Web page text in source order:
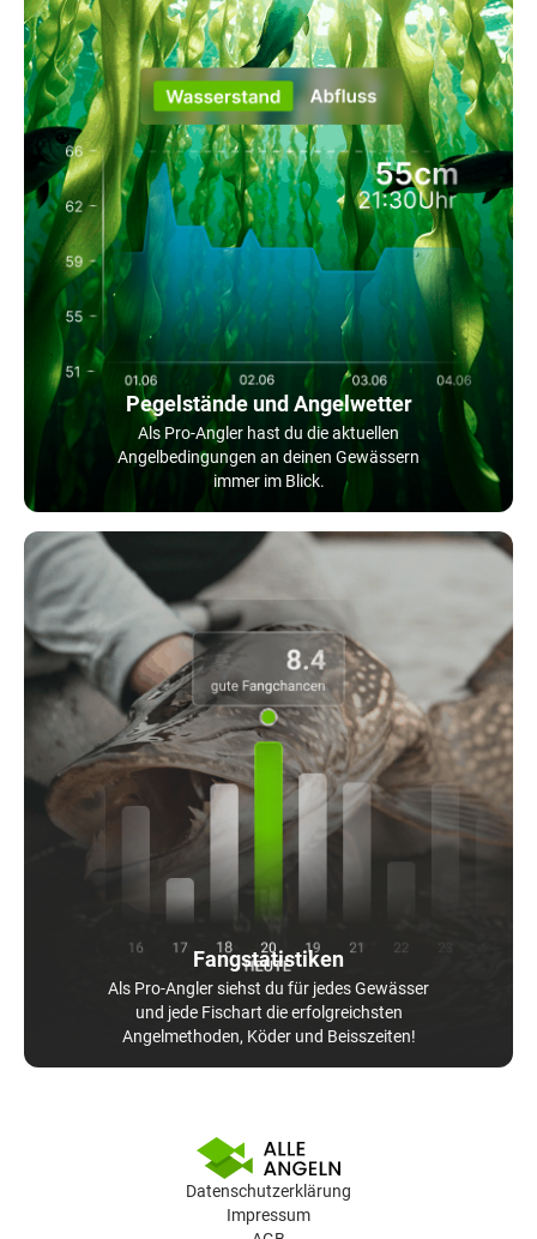
Pegelstände und Angelwetter
Als Pro-Angler hast du die aktuellen
Angelbedingungen an deinen Gewässern
immer im Blick.
Fangstatistiken
Als Pro-Angler siehst du für jedes Gewässer
und jede Fischart die erfolgreichsten
Angelmethoden, Köder und Beisszeiten!
Datenschutzerklärung
Impressum